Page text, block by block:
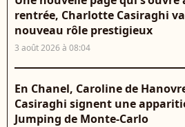
rentrée, Charlotte Casiraghi
nouveau rôle prestigieux
3 août 2026 à 08:04
En Chanel, Caroline de
Casiraghi signent une
Jumping de Monte-Carlo